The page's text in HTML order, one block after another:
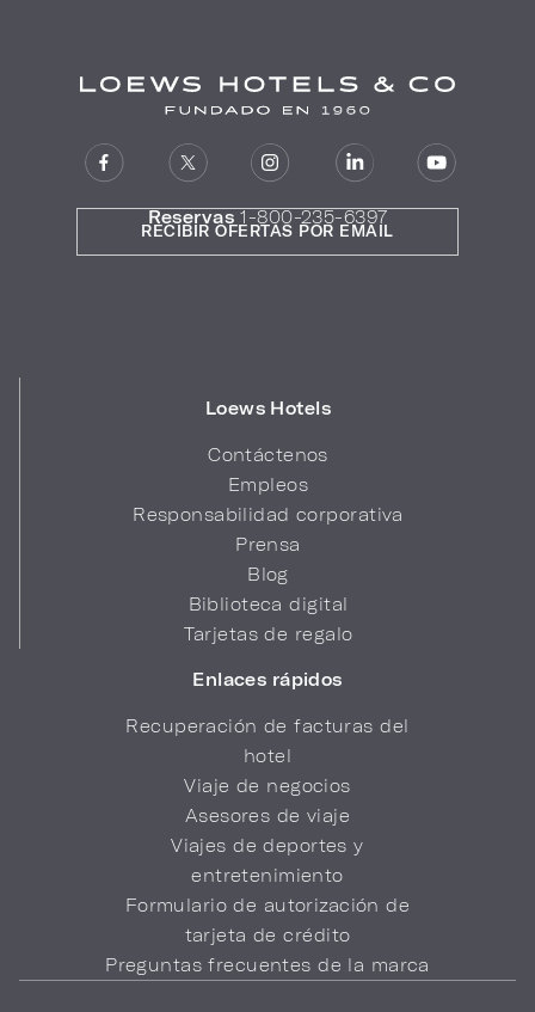
Reservas 1-800-235-6397
Loews Hotels
Contáctenos
Empleos
Responsabilidad corporativa
Prensa
Blog
Biblioteca digital
Tarjetas de regalo
Enlaces rápidos
Recuperación de facturas del
hotel
Viaje de negocios
Asesores de viaje
Viajes de deportes y
entretenimiento
Formulario de autorización de
tarjeta de crédito
Preguntas frecuentes de la marca
RECIBIR OFERTAS POR EMAIL